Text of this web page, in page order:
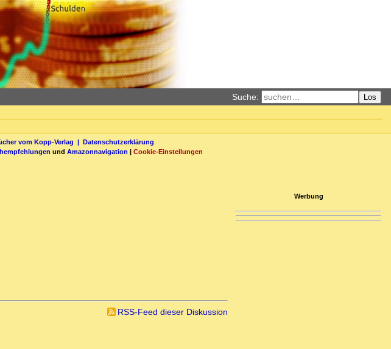
Suche: Los
vom Kopp-Verlag | Datenschutzerklärung
und Amazonnavigation | Cookie-Einstellungen
RSS-Feed dieser Diskussion
Werbung